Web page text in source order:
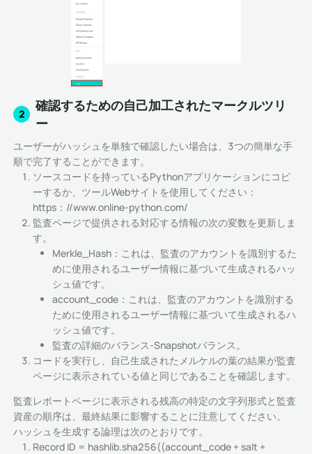
2
確認するための自己加工されたマークルツリ
ー
ユーザーがハッシュを単独で確認したい場合は、3つの簡単な手
順で完了することができます。
ソースコードを持っているPythonアプリケーションにコピ
ーするか、ツールWebサイトを使用してください：
https：//www.online-python.com/
監査ページで提供される対応する情報の次の変数を更新しま
す。
Merkle_Hash：これは、監査のアカウントを識別するた
めに使用されるユーザー情報に基づいて生成されるハッ
シュ値です。
account_code：これは、監査のアカウントを識別する
ために使用されるユーザー情報に基づいて生成されるハ
ッシュ値です。
監査の詳細のバランス-Snapshotバランス。
コードを実行し、自己生成されたメルケルの葉の結果が監査
ページに表示されている値と同じであることを確認します。
監査レポートページに表示される残高の特定の文字列形式と監査
資産の順序は、最終結果に影響することに注意してください。
ハッシュを生成する論理は次のとおりです。
Record ID = hashlib.sha256((account_code + salt +